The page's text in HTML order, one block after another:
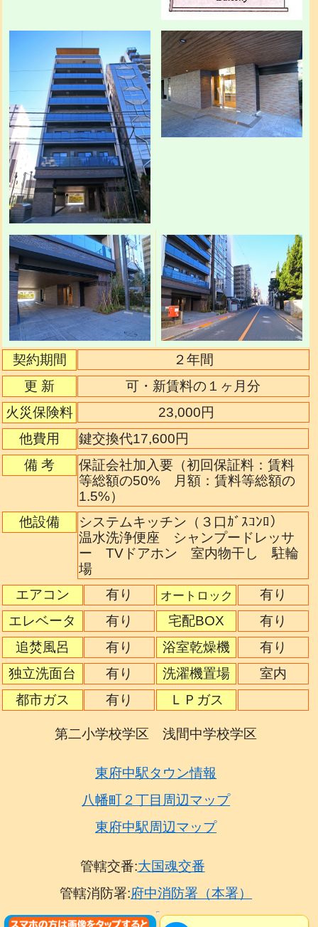
契約期間
２年間
更 新
可・新賃料の１ヶ月分
火災保険料
23,000円
他費用
鍵交換代17,600円
備 考
保証会社加入要（初回保証料：賃料
等総額の50% 月額：賃料等総額の
1.5%）
他設備
システムキッチン（３口ｶﾞｽｺﾝﾛ）
温水洗浄便座 シャンプードレッサ
ー TVドアホン 室内物干し 駐輪
場
エアコン
有り オートロック
有り
エレベータ
有り 宅配BOX
有り
追焚風呂
有り 浴室乾燥機
有り
独立洗面台
有り 洗濯機置場
室内
都市ガス
有り ＬＰガス
第二小学校学区 浅間中学校学区
東府中駅タウン情報
八幡町２丁目周辺マップ
東府中駅周辺マップ
管轄交番:大国魂交番
管轄消防署:府中消防署（本署）